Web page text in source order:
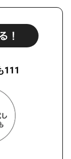
111